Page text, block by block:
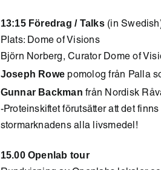
13:15 Föredrag / Talks (in
Plats: Dome of Visions
Björn Norberg, Curator Dome of
Joseph Rowe pomolog från Palla
Gunnar Backman från Nordisk
-Proteinskiftet förutsätter att det
stormarknadens alla livsmedel!
15.00 Openlab tour